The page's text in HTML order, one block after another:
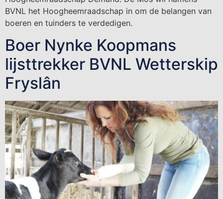
BVNL het Hoogheemraadschap in om de belangen van
boeren en tuinders te verdedigen.
Boer Nynke Koopmans
lijsttrekker BVNL Wetterskip
Fryslân